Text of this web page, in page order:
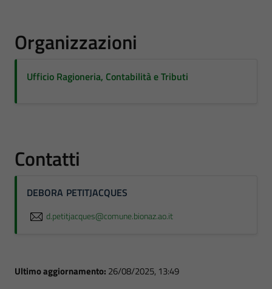
Organizzazioni
Ufficio Ragioneria, Contabilità e Tributi
Contatti
DEBORA PETITJACQUES
d.petitjacques@comune.bionaz.ao.it
Ultimo aggiornamento: 26/08/2025, 13:49